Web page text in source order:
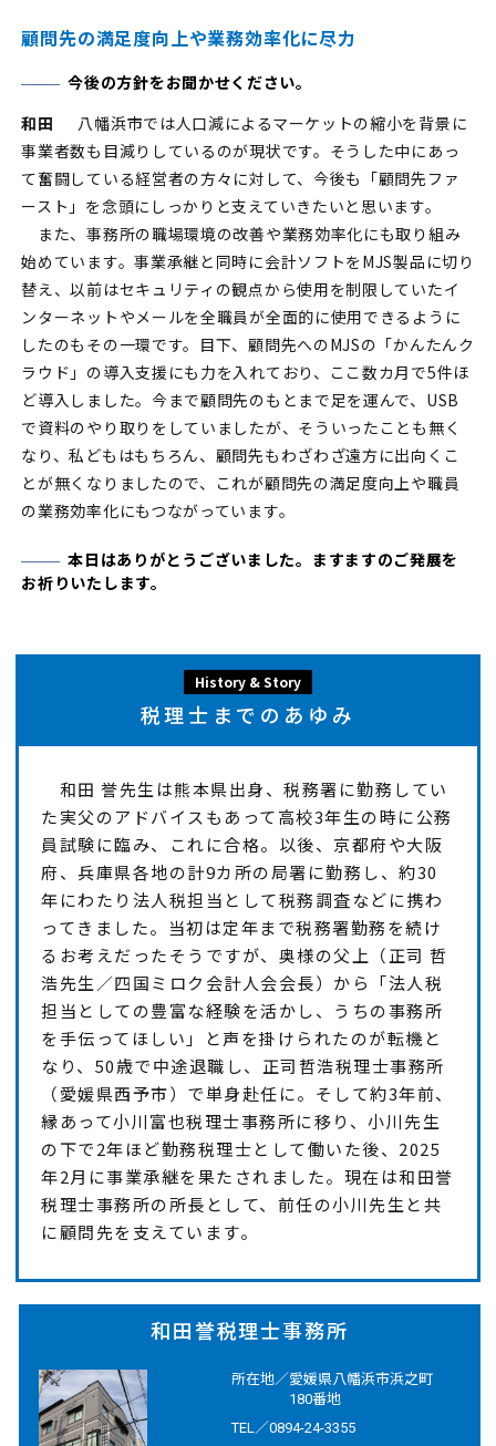
顧問先の満足度向上や業務効率化に尽力
今後の方針をお聞かせください。
和田
八幡浜市では人口減によるマーケットの縮小を背景に
事業者数も目減りしているのが現状です。そうした中にあっ
て奮闘している経営者の方々に対して、今後も「顧問先ファ
ースト」を念頭にしっかりと支えていきたいと思います。
また、事務所の職場環境の改善や業務効率化にも取り組み
始めています。事業承継と同時に会計ソフトをMJS製品に切り
替え、以前はセキュリティの観点から使用を制限していたイ
ンターネットやメールを全職員が全面的に使用できるように
したのもその一環です。目下、顧問先へのMJSの「かんたんク
ラウド」の導入支援にも力を入れており、ここ数カ月で5件ほ
ど導入しました。今まで顧問先のもとまで足を運んで、USB
で資料のやり取りをしていましたが、そういったことも無く
なり、私どもはもちろん、顧問先もわざわざ遠方に出向くこ
とが無くなりましたので、これが顧問先の満足度向上や職員
の業務効率化にもつながっています。
本日はありがとうございました。ますますのご発展を
お祈りいたします。
History & Story
税理士までのあゆみ
和田 誉先生は熊本県出身、税務署に勤務してい
た実父のアドバイスもあって高校3年生の時に公務
員試験に臨み、これに合格。以後、京都府や大阪
府、兵庫県各地の計9カ所の局署に勤務し、約30
年にわたり法人税担当として税務調査などに携わ
ってきました。当初は定年まで税務署勤務を続け
るお考えだったそうですが、奥様の父上（正司 哲
浩先生／四国ミロク会計人会会長）から「法人税
担当としての豊富な経験を活かし、うちの事務所
を手伝ってほしい」と声を掛けられたのが転機と
なり、50歳で中途退職し、正司哲浩税理士事務所
（愛媛県西予市）で単身赴任に。そして約3年前、
縁あって小川富也税理士事務所に移り、小川先生
の下で2年ほど勤務税理士として働いた後、2025
年2月に事業承継を果たされました。現在は和田誉
税理士事務所の所長として、前任の小川先生と共
に顧問先を支えています。
和田誉税理士事務所
所在地／愛媛県八幡浜市浜之町
180番地
TEL／0894-24-3355